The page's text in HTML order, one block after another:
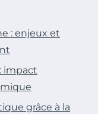
: enjeux et
impact
grâce à la